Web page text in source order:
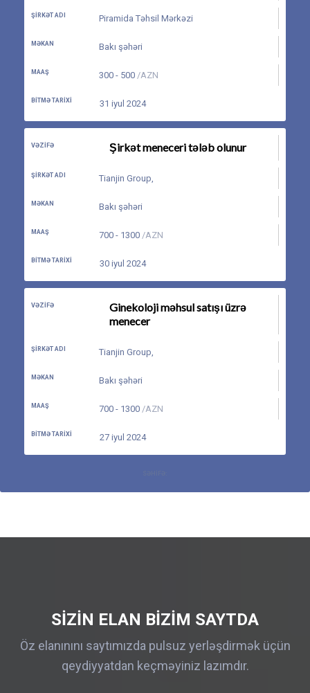
ŞIRKƏT ADI Piramida Təhsil Mərkəzi
MƏKAN Bakı şəhəri
MAAŞ 300 - 500/AZN
BITMƏ TARIXI 31 iyul 2024
VƏZIFƏ Şirkət meneceri tələb olunur
ŞIRKƏT ADI Tianjin Group,
MƏKAN Bakı şəhəri
MAAŞ 700 - 1300/AZN
BITMƏ TARIXI 30 iyul 2024
VƏZIFƏ
Ginekoloji məhsul satışı üzrə
menecer
ŞIRKƏT ADI Tianjin Group,
MƏKAN Bakı şəhəri
MAAŞ 700 - 1300/AZN
BITMƏ TARIXI 27 iyul 2024
SIZIN ELAN BIZIM SAYTDA
Öz elanınını saytımızda pulsuz yerləşdirmək üçün
qeydiyyatdan keçməyiniz lazımdır.